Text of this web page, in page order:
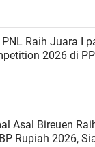
Raih Juara I
2026 di
Asal Bireuen
Rupiah 2026,